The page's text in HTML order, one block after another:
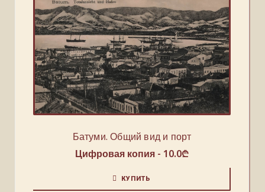
Батуми. Общий вид и порт
Цифровая копия - 10.0₾
КУПИТЬ